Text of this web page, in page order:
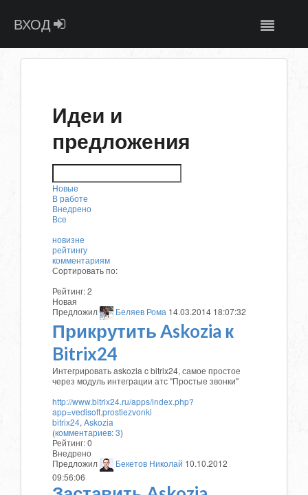
ВХОД
Идеи и
предложения
Новые
В работе
Внедрено
Все
новизне
рейтингу
комментариям
Сортировать по:
Рейтинг:2
Новая
Предложил
Беляев Рома 14.03.2014 18:07:32
Прикрутить Askozia к
Bitrix24
Интегрировать askozia c bitrix24, самое простое
через модуль интеграции атс "Простые звонки"
http://www.bitrix24.ru/apps/index.php?
app=vedisoft.prostiezvonki
bitrix24, Askozia
(комментариев: 3)
Рейтинг:0
Внедрено
Предложил
Бекетов Николай 10.10.2012
09:56:06